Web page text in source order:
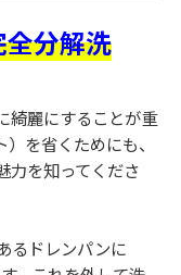
分解洗
綺麗にすることが重
を省くためにも、
力を知ってくださ
るドレンパンに